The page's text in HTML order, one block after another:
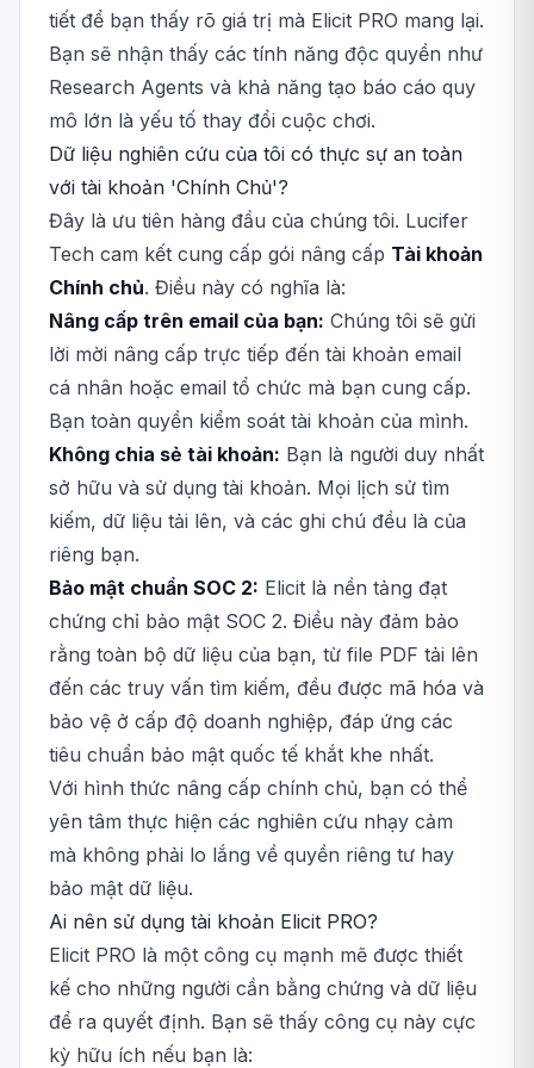
tiết để bạn thấy rõ giá trị mà Elicit PRO mang lại.
Bạn sẽ nhận thấy các tính năng độc quyền như
Research Agents và khả năng tạo báo cáo quy
mô lớn là yếu tố thay đổi cuộc chơi.
Dữ liệu nghiên cứu của tôi có thực sự an toàn
với tài khoản 'Chính Chủ'?
Đây là ưu tiên hàng đầu của chúng tôi. Lucifer
Tech cam kết cung cấp gói nâng cấp Tài khoản
Chính chủ. Điều này có nghĩa là:
Nâng cấp trên email của bạn: Chúng tôi sẽ gửi
lời mời nâng cấp trực tiếp đến tài khoản email
cá nhân hoặc email tổ chức mà bạn cung cấp.
Bạn toàn quyền kiểm soát tài khoản của mình.
Không chia sẻ tài khoản: Bạn là người duy nhất
sở hữu và sử dụng tài khoản. Mọi lịch sử tìm
kiếm, dữ liệu tải lên, và các ghi chú đều là của
riêng bạn.
Bảo mật chuẩn SOC 2: Elicit là nền tảng đạt
chứng chỉ bảo mật SOC 2. Điều này đảm bảo
rằng toàn bộ dữ liệu của bạn, từ file PDF tải lên
đến các truy vấn tìm kiếm, đều được mã hóa và
bảo vệ ở cấp độ doanh nghiệp, đáp ứng các
tiêu chuẩn bảo mật quốc tế khắt khe nhất.
Với hình thức nâng cấp chính chủ, bạn có thể
yên tâm thực hiện các nghiên cứu nhạy cảm
mà không phải lo lắng về quyền riêng tư hay
bảo mật dữ liệu.
Ai nên sử dụng tài khoản Elicit PRO?
Elicit PRO là một công cụ mạnh mẽ được thiết
kế cho những người cần bằng chứng và dữ liệu
để ra quyết định. Bạn sẽ thấy công cụ này cực
kỳ hữu ích nếu bạn là: